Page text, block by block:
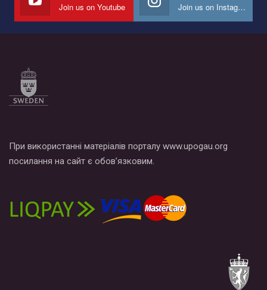
Все, что вам нужно сделать - это зайти на наш канал YouTube
по этой ссылке и поставить лайк под видео.
Join us on Youtube Join us on Instagram
При використанні матеріалів порталу www.upogau.org
посилання на сайт є обов’язковим.